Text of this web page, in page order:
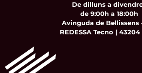
De dilluns a
de 9:00h a 18:00h
Avinguda de Bellissens
REDESSA Tecno | 43204